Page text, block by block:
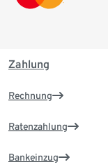
Zahlung
Rechnung
Ratenzahlung
Bankeinzug